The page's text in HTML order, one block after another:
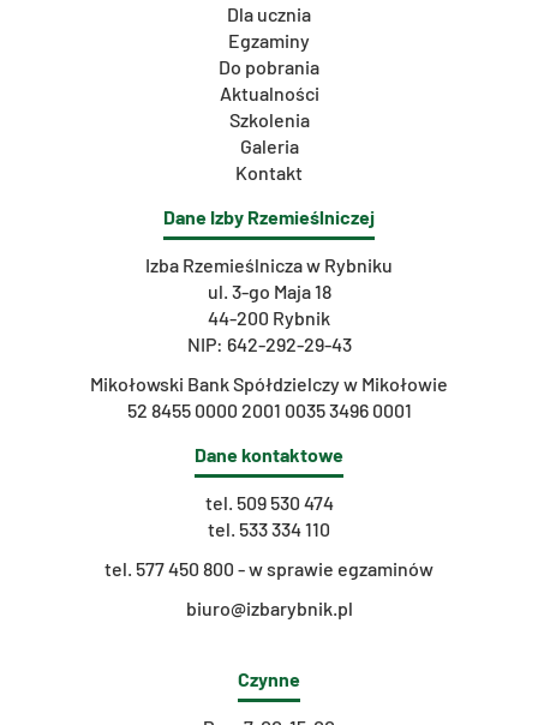
Dla ucznia
Egzaminy
Do pobrania
Aktualności
Szkolenia
Galeria
Kontakt
Dane Izby Rzemieślniczej
Izba Rzemieślnicza w Rybniku
ul. 3-go Maja 18
44-200 Rybnik
NIP: 642-292-29-43
Mikołowski Bank Spółdzielczy w Mikołowie
52 8455 0000 2001 0035 3496 0001
Dane kontaktowe
tel. 509 530 474
tel. 533 334 110
tel. 577 450 800 - w sprawie egzaminów
biuro@izbarybnik.pl
Czynne